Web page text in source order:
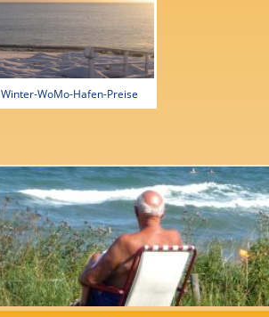
Winter-WoMo-Hafen-Preise